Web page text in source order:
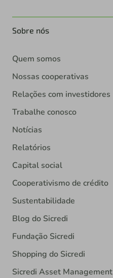
Sobre nós
Quem somos
Nossas cooperativas
Relações com investidores
Trabalhe conosco
Notícias
Relatórios
Capital social
Cooperativismo de crédito
Sustentabilidade
Blog do Sicredi
Fundação Sicredi
Shopping do Sicredi
Sicredi Asset Management